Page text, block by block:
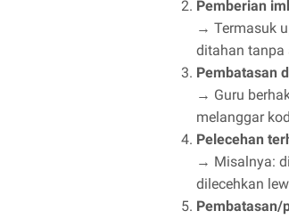
Pemberian
→ Termasuk
ditahan tanpa
Pembatasan
→ Guru
melanggar
Pelecehan
→ Misalnya:
dilecehkan
Pembatasan/